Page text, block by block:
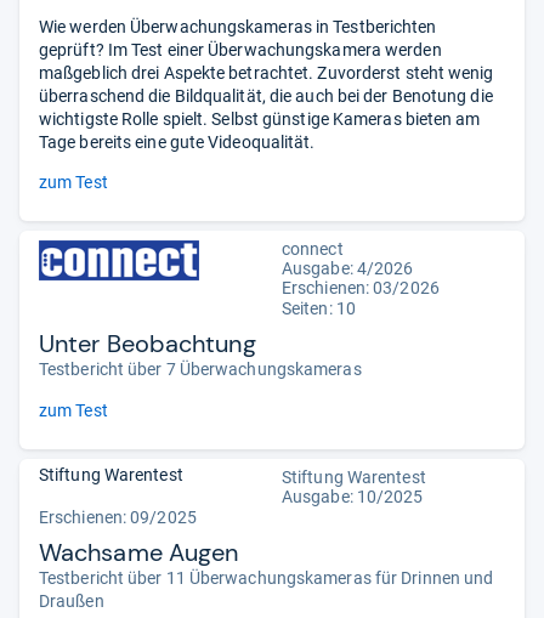
Wie werden Überwachungskameras in Testberichten
geprüft? Im Test einer Überwachungskamera werden
maßgeblich drei Aspekte betrachtet. Zuvorderst steht wenig
überraschend die Bildqualität, die auch bei der Benotung die
wichtigste Rolle spielt. Selbst günstige Kameras bieten am
Tage bereits eine gute Videoqualität.
zum Test
connect
Ausgabe: 4/2026
Erschienen:03/2026
Seiten: 10
Unter Beobachtung
Testbericht über 7 Überwachungskameras
zum Test
Stiftung Warentest
Stiftung Warentest
Ausgabe: 10/2025
Erschienen: 09/2025
Wachsame Augen
Testbericht über 11 Überwachungskameras für Drinnen und
Draußen